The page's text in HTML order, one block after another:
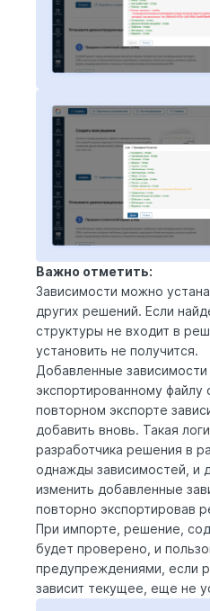
Важно отметить:
Зависимости можно
других решений. Если
структуры не входит в
установить не получится.
Добавленные
экспортированному
повторном экспорте
добавить вновь. Такая
разработчика решения в
однажды зависимостей, и
изменить добавленные
повторно экспортировав
При импорте, решение,
будет проверено, и
предупреждениями, если
зависит текущее, еще не